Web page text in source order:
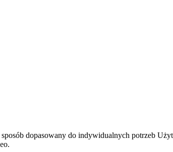
dopasowany do indywidualnych potrzeb